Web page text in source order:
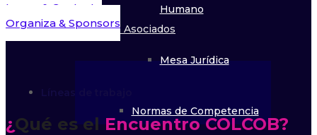
Humano
Mesa Jurídica
Normas de Competencia
Directorio Asociados
Líneas de trabajo
Lugar & Contacto
Organiza & Sponsors
¿Qué es el Encuentro COLCOB?